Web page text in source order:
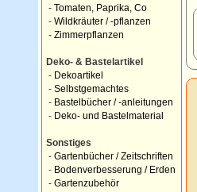
- Tomaten, Paprika, Co
- Wildkräuter / -pflanzen
- Zimmerpflanzen
Deko- & Bastelartikel
- Dekoartikel
- Selbstgemachtes
- Bastelbücher / -anleitungen
- Deko- und Bastelmaterial
Sonstiges
- Gartenbücher / Zeitschriften
- Bodenverbesserung / Erden
- Gartenzubehör